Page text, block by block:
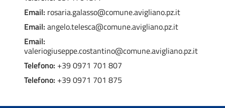
Email: rosaria.galasso@comune.avigliano.pz.it
Email: angelo.telesca@comune.avigliano.pz.it
Email:
valeriogiuseppe.costantino@comune.avigliano.pz.it
Telefono: +39 0971 701 807
Telefono: +39 0971 701 875